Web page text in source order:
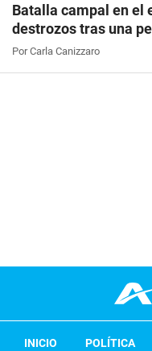
Batalla campal en el
destrozos tras una
Por Carla Canizzaro
INICIO POLÍTICA